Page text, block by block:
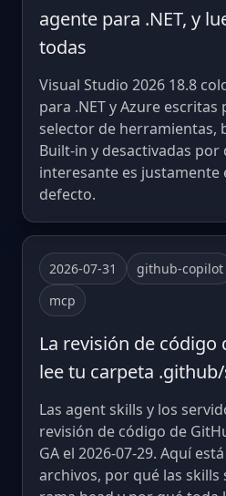
agente para .NET, y
todas
Visual Studio 2026 18.8
para .NET y Azure
selector de herramientas,
Built-in y desactivadas por
interesante es justamente
defecto.
2026-07-31 github-copilot
mcp
La revisión de código
lee tu carpeta
Las agent skills y los
revisión de código de
GA el 2026-07-29. Aquí
archivos, por qué las skills